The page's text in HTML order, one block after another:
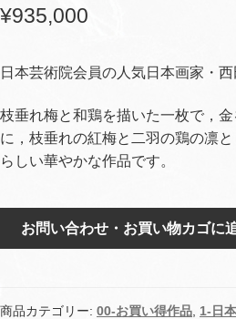
¥935,000
日本芸術院会員の人気日本画家・西
枝垂れ梅と和鶏を描いた一枚で，
に，枝垂れの紅梅と二羽の鶏の凛
らしい華やかな作品です。
個
お問い合わせ・お買い物カゴに
商品カテゴリー: 00-お買い得作品 1-日